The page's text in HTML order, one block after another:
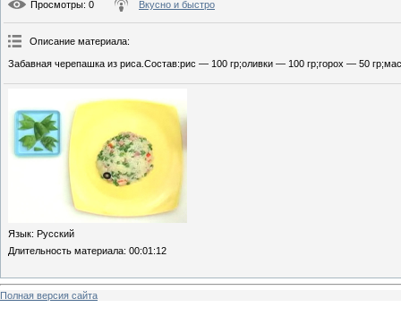
Просмотры: 0 Вкусно и быстро
Описание материала:
Забавная черепашка из риса.Состав:рис — 100 гр;оливки — 100 гр;горох — 50
Язык: Русский
Длительность материала: 00:01:12
Полная версия сайта